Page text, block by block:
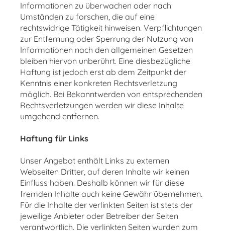
Informationen zu überwachen oder nach
Umständen zu forschen, die auf eine
rechtswidrige Tätigkeit hinweisen. Verpflichtungen
zur Entfernung oder Sperrung der Nutzung von
Informationen nach den allgemeinen Gesetzen
bleiben hiervon unberührt. Eine diesbezügliche
Haftung ist jedoch erst ab dem Zeitpunkt der
Kenntnis einer konkreten Rechtsverletzung
möglich. Bei Bekanntwerden von entsprechenden
Rechtsverletzungen werden wir diese Inhalte
umgehend entfernen.
Haftung für Links
Unser Angebot enthält Links zu externen
Webseiten Dritter, auf deren Inhalte wir keinen
Einfluss haben. Deshalb können wir für diese
fremden Inhalte auch keine Gewähr übernehmen.
Für die Inhalte der verlinkten Seiten ist stets der
jeweilige Anbieter oder Betreiber der Seiten
verantwortlich. Die verlinkten Seiten wurden zum